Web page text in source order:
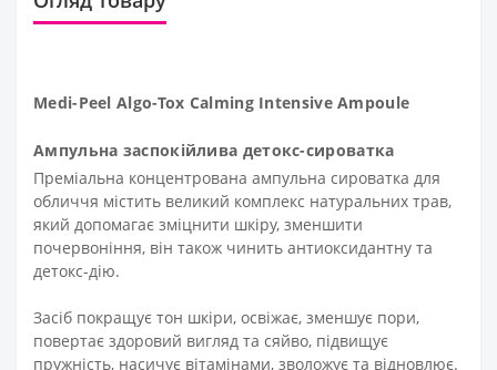
Medi-Peel Algo-Tox Calming Intensive Ampoule
Ампульна заспокійлива детокс-сироватка
Преміальна концентрована ампульна сироватка для
обличчя містить великий комплекс натуральних трав,
який допомагає зміцнити шкіру, зменшити
почервоніння, він також чинить антиоксидантну та
детокс-дію.
Засіб покращує тон шкіри, освіжає, зменшує пори,
повертає здоровий вигляд та сяйво, підвищує
пружність, насичує вітамінами, зволожує та відновлює.